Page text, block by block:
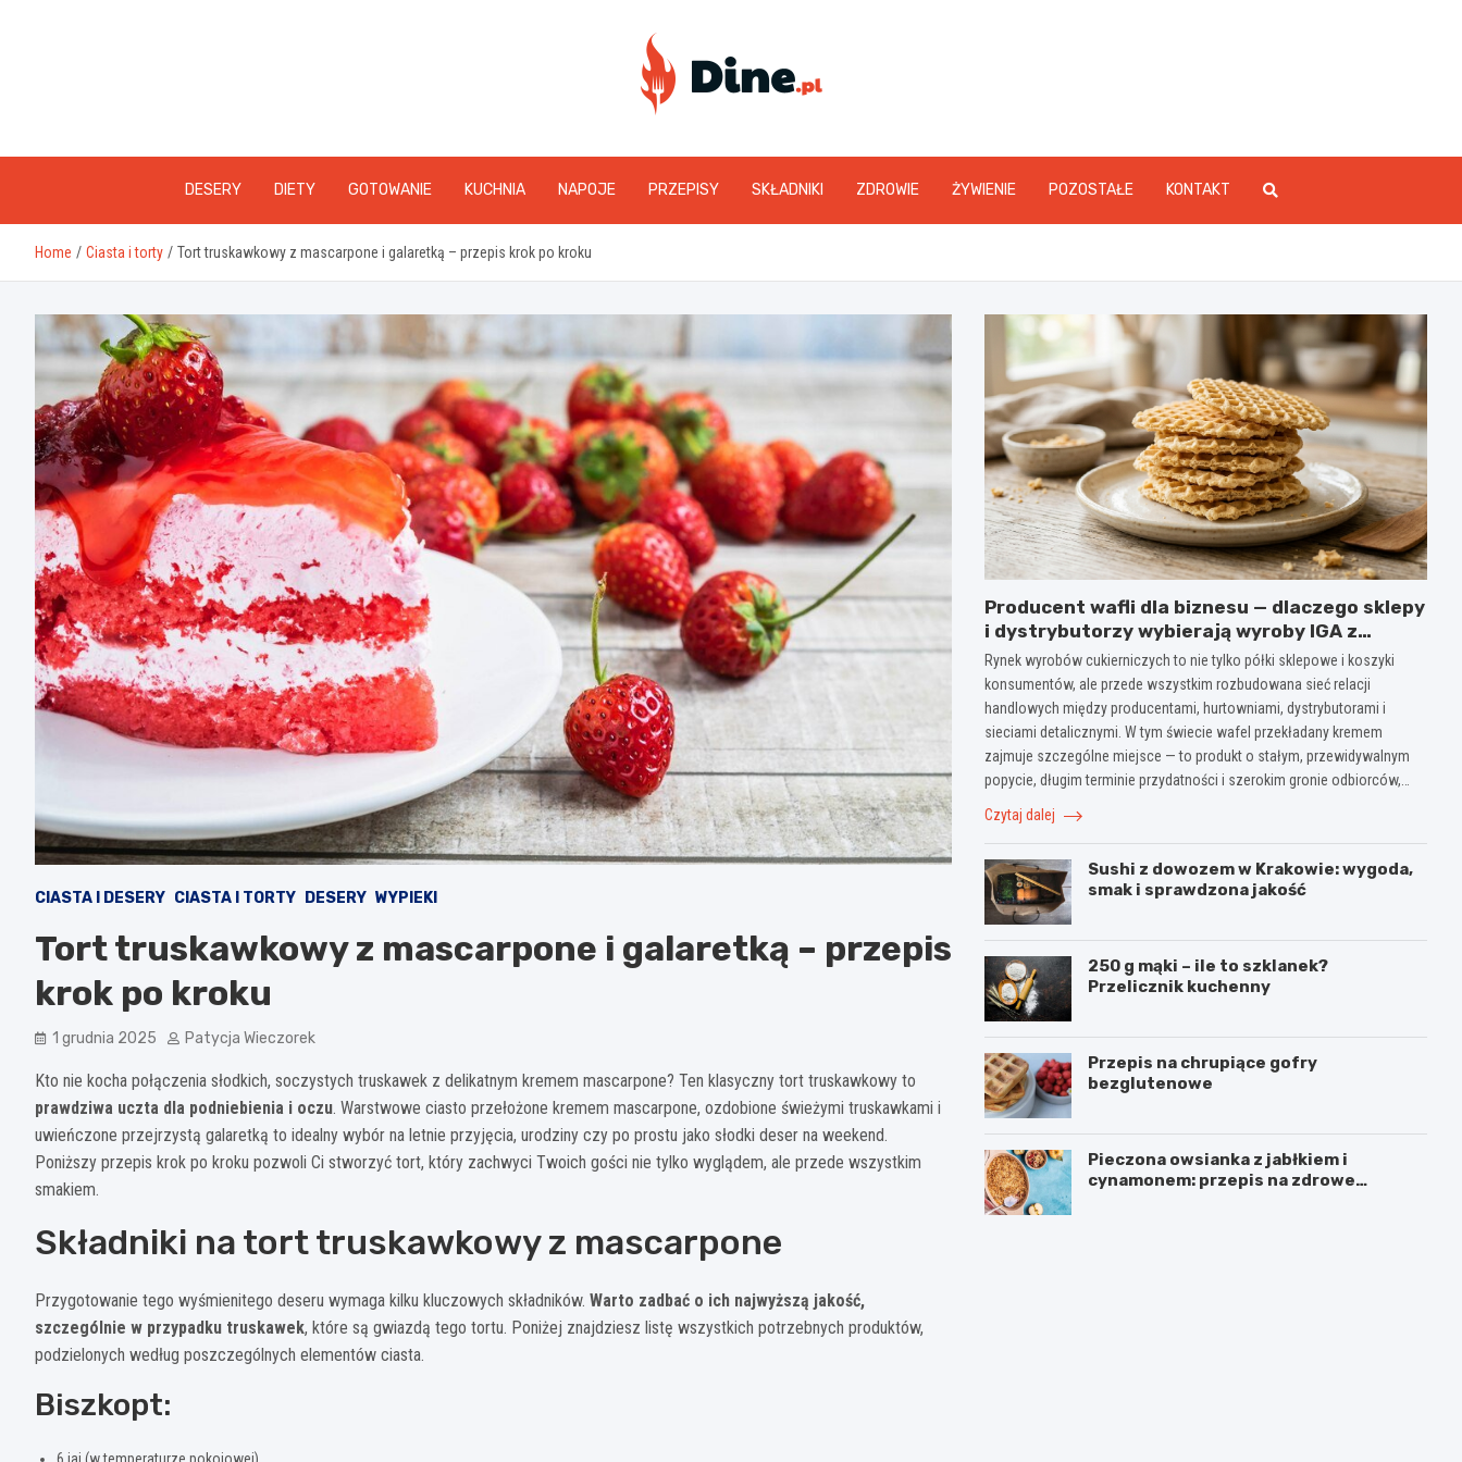
www.dine.pl
DESERY DIETY GOTOWANIE KUCHNIA NAPOJE PRZEPISY SKŁADNIKI ZDROWIE ŻYWIENIE POZOSTAŁE KONTAKT
Home Ciasta i torty Tort truskawkowy z mascarpone i galaretką – przepis krok po kroku
CIASTA I DESERY CIASTA I TORTY DESERY WYPIEKI
Tort truskawkowy z mascarpone i galaretką – przepis
krok po kroku
1 grudnia 2025 Patycja Wieczorek
Kto nie kocha połączenia słodkich, soczystych truskawek z delikatnym kremem mascarpone? Ten klasyczny tort truskawkowy to
prawdziwa uczta dla podniebienia i oczu. Warstwowe ciasto przełożone kremem mascarpone, ozdobione świeżymi truskawkami i
uwieńczone przejrzystą galaretką to idealny wybór na letnie przyjęcia, urodziny czy po prostu jako słodki deser na weekend.
Poniższy przepis krok po kroku pozwoli Ci stworzyć tort, który zachwyci Twoich gości nie tylko wyglądem, ale przede wszystkim
smakiem.
Składniki na tort truskawkowy z mascarpone
Przygotowanie tego wyśmienitego deseru wymaga kilku kluczowych składników. Warto zadbać o ich najwyższą jakość,
szczególnie w przypadku truskawek, które są gwiazdą tego tortu. Poniżej znajdziesz listę wszystkich potrzebnych produktów,
podzielonych według poszczególnych elementów ciasta.
Biszkopt:
Producent wafli dla biznesu — dlaczego sklepy
i dystrybutorzy wybierają wyroby IGA z
Mogielnicy
Rynek wyrobów cukierniczych to nie tylko półki sklepowe i koszyki
konsumentów, ale przede wszystkim rozbudowana sieć relacji
handlowych między producentami, hurtowniami, dystrybutorami i
sieciami detalicznymi. W tym świecie wafel przekładany kremem
zajmuje szczególne miejsce — to produkt o stałym, przewidywalnym
popycie, długim terminie przydatności i szerokim gronie odbiorców,…
Czytaj dalej
Sushi z dowozem w Krakowie: wygoda,
smak i sprawdzona jakość
250 g mąki – ile to szklanek?
Przelicznik kuchenny
Przepis na chrupiące gofry
bezglutenowe
Pieczona owsianka z jabłkiem i
cynamonem: przepis na zdrowe